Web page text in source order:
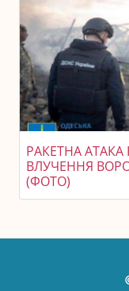
РАКЕТНА
ВЛУЧЕННЯ
(ФОТО)